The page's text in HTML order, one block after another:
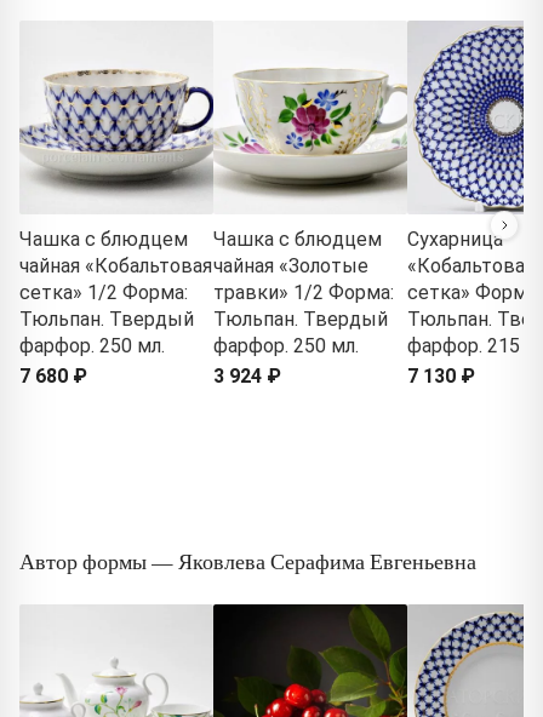
Чашка с блюдцем
чайная «Кобальтовая
сетка» 1/2 Форма:
Тюльпан. Твердый
фарфор. 250 мл.
7 680 ₽
Чашка с блюдцем
чайная «Золотые
травки» 1/2 Форма:
Тюльпан. Твердый
фарфор. 250 мл.
3 924 ₽
Сухарница
«Кобальтовая
сетка» Форма:
Тюльпан.
фарфор. 215
7 130 ₽
Автор формы — Яковлева Серафима Евгеньевна